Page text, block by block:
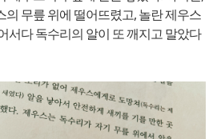
무릎 위에 떨어뜨렸고, 놀란 제우스
서다 독수리의 알이 또 깨지고 말았다